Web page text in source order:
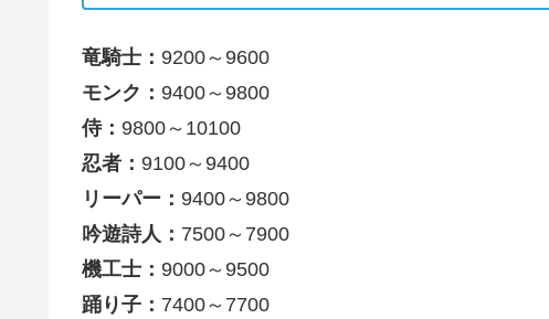
竜騎士： 9200～9600
モンク： 9400～9800
侍： 9800～10100
忍者： 9100～9400
リーパー： 9400～9800
吟遊詩人： 7500～7900
機工士： 9000～9500
踊り子： 7400～7700